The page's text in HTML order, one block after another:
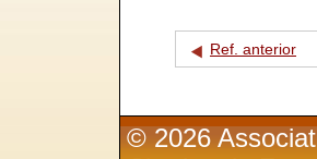
Ref. anterior
© 2026